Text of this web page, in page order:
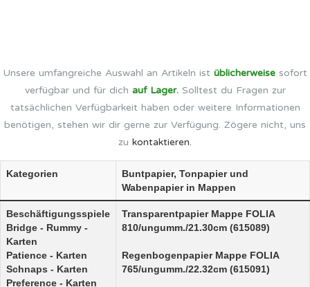
Unsere umfangreiche Auswahl an Artikeln ist üblicherweise sofort
verfügbar und für dich auf Lager.Solltest du Fragen zur
tatsächlichen Verfügbarkeit haben oder weitere Informationen
benötigen, stehen wir dir gerne zur Verfügung. Zögere nicht, uns
zu kontaktieren.
Kategorien
Buntpapier, Tonpapier und
Wabenpapier in Mappen
Beschäftigungsspiele
Bridge - Rummy -
Karten
Patience - Karten
Schnaps - Karten
Preference - Karten
Transparentpapier Mappe FOLIA
810/ungumm./21.30cm (615089)
Regenbogenpapier Mappe FOLIA
765/ungumm./22.32cm (615091)